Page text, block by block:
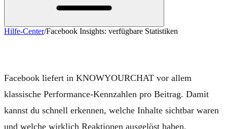
Hilfe-Center/Facebook Insights: verfügbare Statistiken
Facebook liefert in KNOWYOURCHAT vor allem
klassische Performance-Kennzahlen pro Beitrag. Damit
kannst du schnell erkennen, welche Inhalte sichtbar waren
und welche wirklich Reaktionen ausgelöst haben.